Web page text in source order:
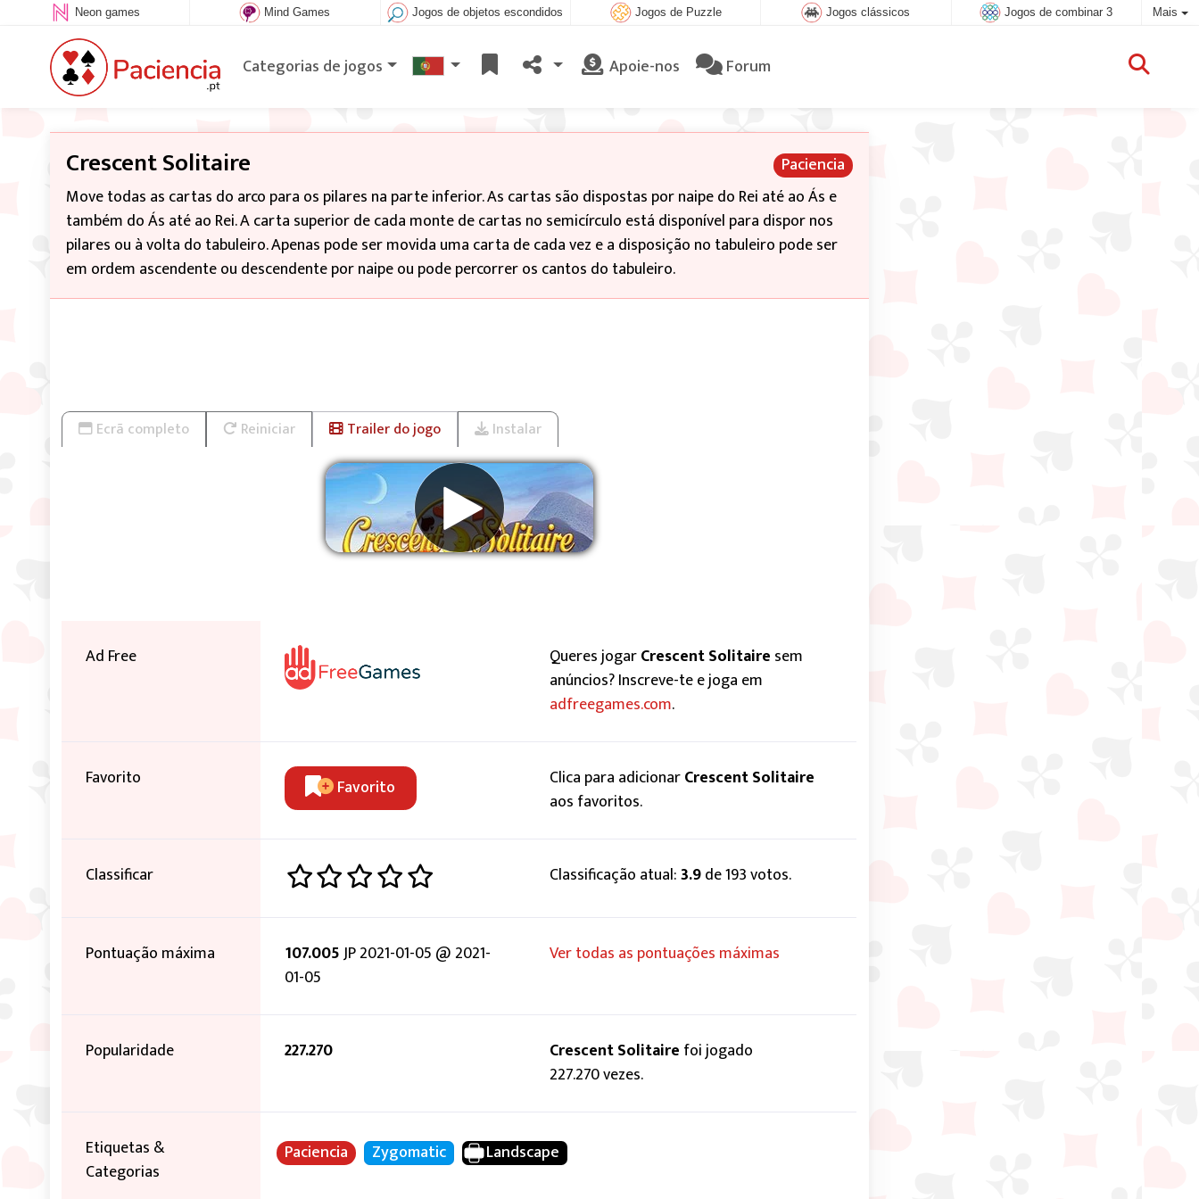
Neon games Mind Games Jogos de objetos escondidos Jogos de Puzzle Jogos clássicos Jogos de combinar 3 Mais
Categorias de jogos Apoie-nos Forum
Paciencia
Crescent Solitaire
Move todas as cartas do arco para os pilares na parte inferior. As cartas são dispostas por naipe do Rei até ao Ás e
também do Ás até ao Rei. A carta superior de cada monte de cartas no semicírculo está disponível para dispor nos
pilares ou à volta do tabuleiro. Apenas pode ser movida uma carta de cada vez e a disposição no tabuleiro pode ser
em ordem ascendente ou descendente por naipe ou pode percorrer os cantos do tabuleiro.
Ecrã completo Reiniciar Trailer do jogo Instalar
Ad Free Queres jogarCrescent Solitaire sem
anúncios? Inscreve-te e joga em
adfreegames.com.
Favorito Favorito Clica para adicionarCrescent Solitaire
aos favoritos.
Classificar Classificação atual:3.9de 193 votos.
Pontuação máxima 107.005JP 2021-01-05 @ 2021-
01-05
Ver todas as pontuações máximas
Popularidade 227.270 Crescent Solitaire foi jogado
227.270 vezes.
Etiquetas &
Categorias
Paciencia Zygomatic Landscape